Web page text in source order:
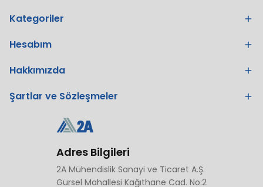
Kategoriler
Hesabım
Hakkımızda
Şartlar ve Sözleşmeler
Adres Bilgileri
2A Mühendislik Sanayi ve Ticaret A.Ş.
Gürsel Mahallesi Kağıthane Cad. No:2